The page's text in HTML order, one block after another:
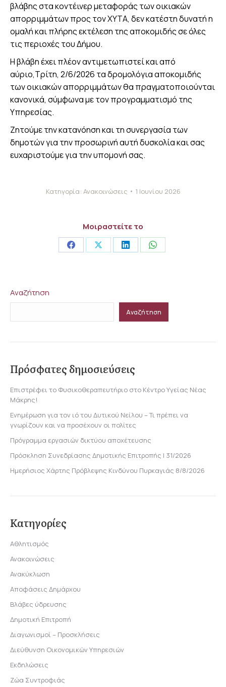
βλάβης στα κοντέινερ μεταφοράς των οικιακών
απορριμμάτων προς τον ΧΥΤΑ, δεν κατέστη δυνατή η
ομαλή και πλήρης εκτέλεση της αποκομιδής σε όλες
τις περιοχές του Δήμου.
Η βλάβη έχει πλέον αντιμετωπιστεί και από
αύριο,Τρίτη, 2/6/2026 τα δρομολόγια αποκομιδής
των οικιακών απορριμμάτων θα πραγματοποιούνται
κανονικά, σύμφωνα με τον προγραμματισμό της
Υπηρεσίας.
Ζητούμε την κατανόηση και τη συνεργασία των
δημοτών για την προσωρινή αυτή δυσκολία και σας
ευχαριστούμε για την υπομονή σας.
Κατηγορία: Ανακοινώσεις 1 Ιουνίου 2026
Μοιραστείτε το
Share Share Share Share
Αναζήτηση
Αναζήτηση
Πρόσφατες δημοσιεύσεις
Επιστρέφει το Φυσικοθεραπευτήριο στο Κέντρο Υγείας Νέας
Μάκρης!
Ενημέρωση για τον ιό του Δυτικού Νείλου – Τι πρέπει να
γνωρίζουν και να προσέχουν οι πολίτες
Πρόγραμμα εργασιών δικτύου αποχέτευσης
Πρόσκληση Συνεδρίασης Δημοτικής Επιτροπής | 31/2026
Ημερήσιος Χάρτης Πρόβλεψης Κινδύνου Πυρκαγιάς 8/8/2026
Κατηγορίες
Αθλητισμός
Ανακοινώσεις
Ανακύκλωση
Αποφάσεις Δημάρχου
Βλάβες ύδρευσης
Δημοτική Επιτροπή
Διαγωνισμοί – Προσκλήσεις
Διεύθυνση Οικονομικών Υπηρεσιών
Εκδηλώσεις
Ζώα Συντροφιάς